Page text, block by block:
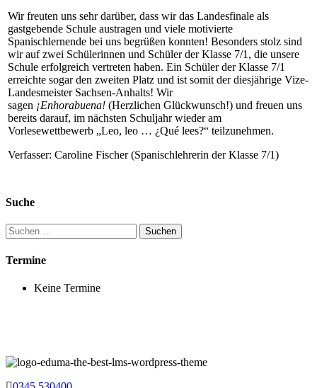
Wir freuten uns sehr darüber, dass wir das Landesfinale als
gastgebende Schule austragen und viele motivierte
Spanischlernende bei uns begrüßen konnten! Besonders stolz sind
wir auf zwei Schülerinnen und Schüler der Klasse 7/1, die unsere
Schule erfolgreich vertreten haben. Ein Schüler der Klasse 7/1
erreichte sogar den zweiten Platz und ist somit der diesjährige Vize-
Landesmeister Sachsen-Anhalts! Wir
sagen ¡Enhorabuena! (Herzlichen Glückwunsch!) und freuen uns
bereits darauf, im nächsten Schuljahr wieder am
Vorlesewettbewerb „Leo, leo … ¿Qué lees?“ teilzunehmen.
Verfasser: Caroline Fischer (Spanischlehrerin der Klasse 7/1)
Suche
Suchen
nach:
Termine
Keine Termine